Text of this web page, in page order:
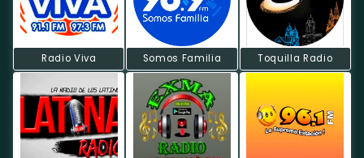
Radio Viva Somos Familia Toquilla Radio